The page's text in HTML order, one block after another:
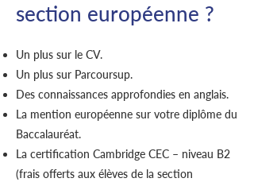
section européenne ?
Un plus sur le CV.
Un plus sur Parcoursup.
Des connaissances approfondies en anglais.
La mention européenne sur votre diplôme du
Baccalauréat.
La certification Cambridge CEC – niveau B2
(frais offerts aux élèves de la section